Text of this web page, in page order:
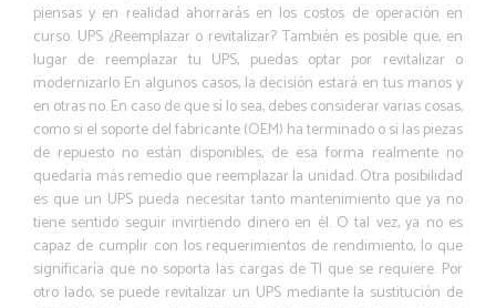
piensas y en realidad ahorrarás en los costos de operación en
curso. UPS ¿Reemplazar o revitalizar? También es posible que, en
lugar de reemplazar tu UPS, puedas optar por revitalizar o
modernizarlo En algunos casos, la decisión estará en tus manos y
en otras no. En caso de que sí lo sea, debes considerar varias cosas,
como si el soporte del fabricante (OEM) ha terminado o si las piezas
de repuesto no están disponibles, de esa forma realmente no
quedaría más remedio que reemplazar la unidad. Otra posibilidad
es que un UPS pueda necesitar tanto mantenimiento que ya no
tiene sentido seguir invirtiendo dinero en él. O tal vez, ya no es
capaz de cumplir con los requerimientos de rendimiento, lo que
significaría que no soporta las cargas de TI que se requiere. Por
otro lado, se puede revitalizar un UPS mediante la sustitución de